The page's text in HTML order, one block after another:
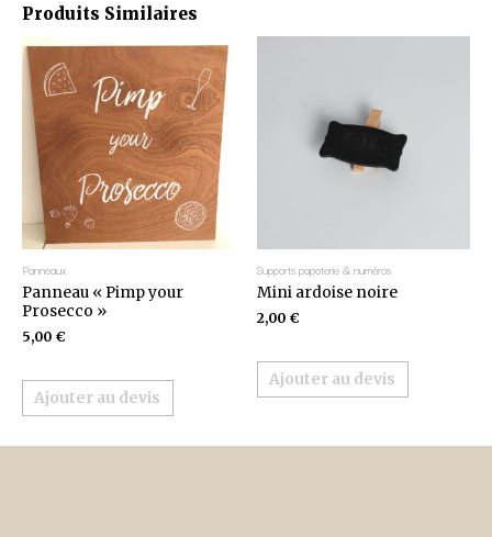
Produits Similaires
Panneaux
Panneau « Pimp your
Prosecco »
5,00 €
Ajouter au devis
Supports papeterie & numéros
Mini ardoise noire
2,00 €
Ajouter au devis